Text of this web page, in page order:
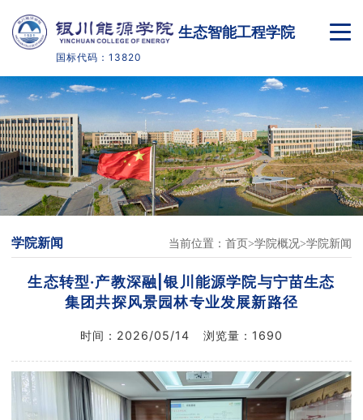
生态智能工程学院
国标代码：13820
学院概况
师资队伍
人才培养
教学科研
党团学工
产教融合
学院新闻 当前位置： 首页 学院概况 学院新闻
生态转型·产教深融|银川能源学院与宁苗生态
集团共探风景园林专业发展新路径
时间： 2026/05/14 浏览量： 1690